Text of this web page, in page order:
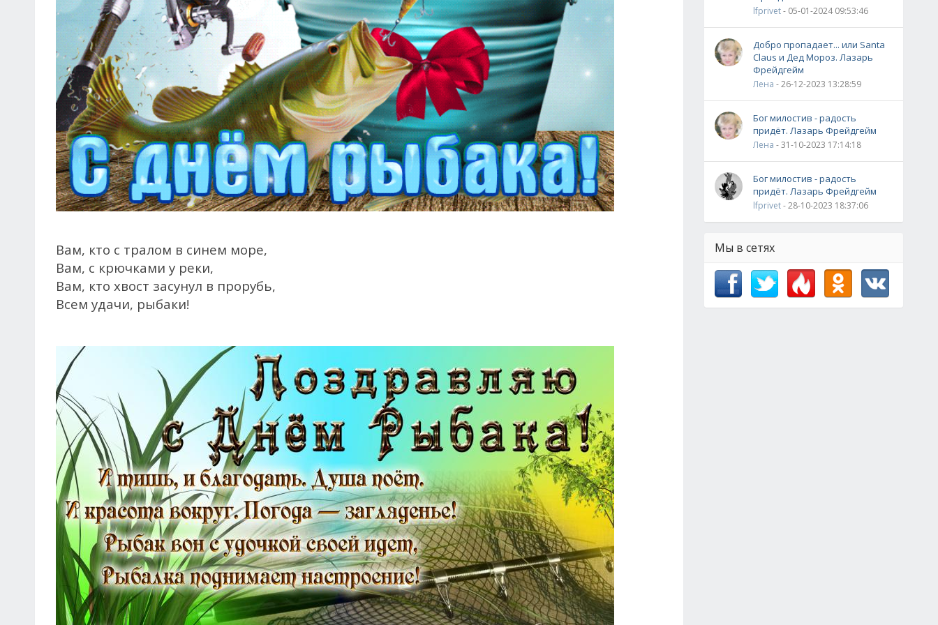
Вам, кто с тралом в синем море,
Вам, с крючками у реки,
Вам, кто хвост засунул в прорубь,
Всем удачи, рыбаки!
lfprivet- 05-01-2024 09:53:46
Добро пропадает... или Santa
Claus и Дед Мороз. Лазарь
Фрейдгейм
Лена - 26-12-2023 13:28:59
Бог милостив - радость
придёт. Лазарь Фрейдгейм
Лена - 31-10-2023 17:14:18
Бог милостив - радость
придёт. Лазарь Фрейдгейм
lfprivet- 28-10-2023 18:37:06
Мы в сетях